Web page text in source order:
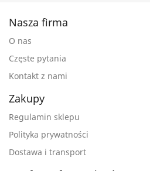
Nasza firma
O nas
Częste pytania
Kontakt z nami
Zakupy
Regulamin sklepu
Polityka prywatności
Dostawa i transport